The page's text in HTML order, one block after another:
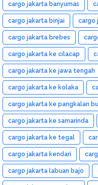
cargo jakarta banyumas
cargo jakarta binjai cargo
cargo jakarta brebes
cargo jakarta ke cilacap
cargo jakarta ke jawa tengah
cargo jakarta ke kolaka
cargo jakarta ke pangkalan
cargo jakarta ke samarinda
cargo jakarta ke tegal
cargo jakarta kendari
cargo jakarta labuan bajo